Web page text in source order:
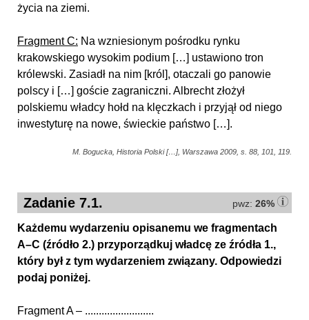
życia na ziemi.
Fragment C: Na wzniesionym pośrodku rynku
krakowskiego wysokim podium […] ustawiono tron
królewski. Zasiadł na nim [król], otaczali go panowie
polscy i […] goście zagraniczni. Albrecht złożył
polskiemu władcy hołd na klęczkach i przyjął od niego
inwestyturę na nowe, świeckie państwo […].
M. Bogucka, Historia Polski […], Warszawa 2009, s. 88, 101, 119.
pwz: 26%
Zadanie 7.1.
Każdemu wydarzeniu opisanemu we fragmentach
A–C (źródło 2.) przyporządkuj władcę ze źródła 1.,
który był z tym wydarzeniem związany. Odpowiedzi
podaj poniżej.
Fragment A – .........................